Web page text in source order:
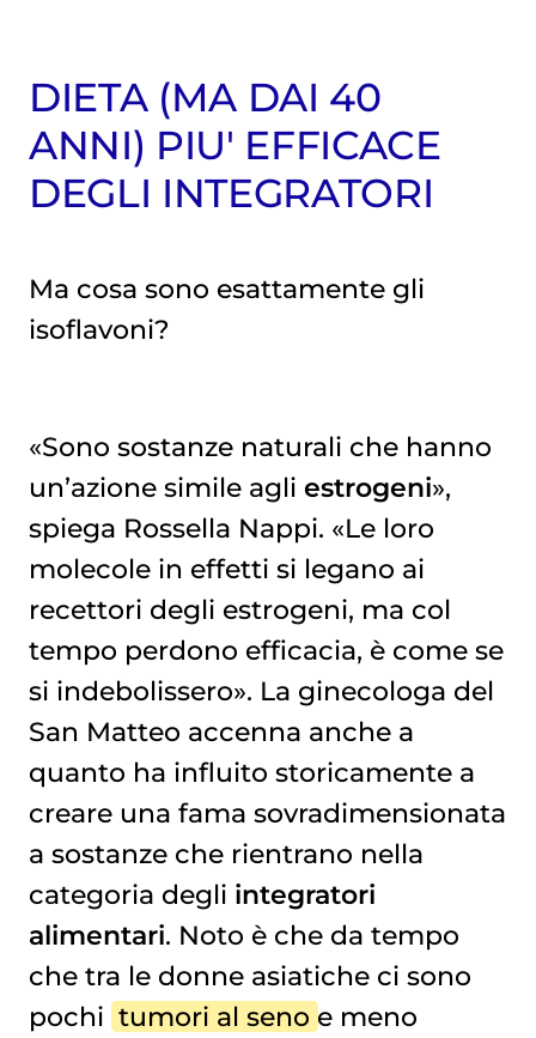
DIETA (MA DAI 40
ANNI) PIU' EFFICACE
DEGLI INTEGRATORI
Ma cosa sono esattamente gli
isoflavoni?
«Sono sostanze naturali che hanno
un’azione simile agli estrogeni»,
spiega Rossella Nappi. «Le loro
molecole in effetti si legano ai
recettori degli estrogeni, ma col
tempo perdono efficacia, è come se
si indebolissero». La ginecologa del
San Matteo accenna anche a
quanto ha influito storicamente a
creare una fama sovradimensionata
a sostanze che rientrano nella
categoria degli integratori
alimentari. Noto è che da tempo
che tra le donne asiatiche ci sono
pochi tumori al seno e meno